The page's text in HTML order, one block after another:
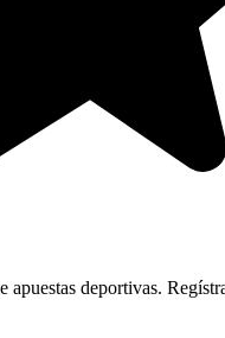
apuestas deportivas.